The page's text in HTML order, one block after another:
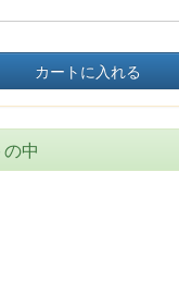
カートに入れる
中